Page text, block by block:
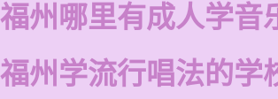
福州哪里有成人学音
福州学流行唱法的学